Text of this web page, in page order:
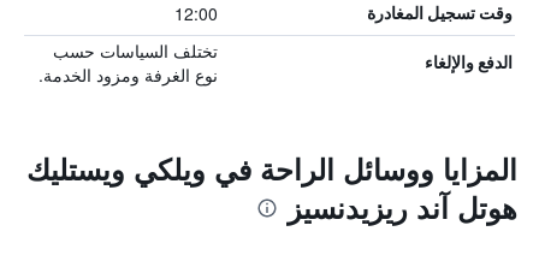
وقت تسجيل المغادرة 12:00
الدفع والإلغاء
تختلف السياسات حسب
نوع الغرفة ومزود الخدمة.
المزايا ووسائل الراحة في ويلكي ويستليك
هوتل آند ريزيدنسيز